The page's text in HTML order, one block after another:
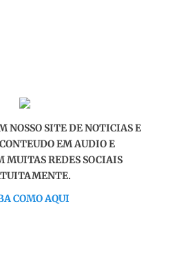
NOSSO SITE DE NOTICIAS E
EM AUDIO E
MUITAS REDES SOCIAIS
COMO AQUI